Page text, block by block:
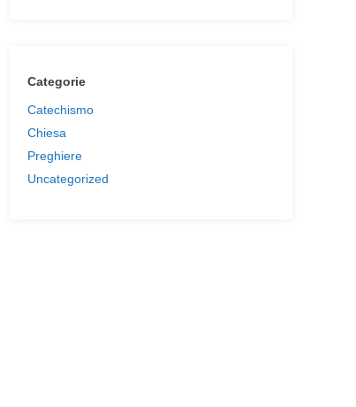
Categorie
Catechismo
Chiesa
Preghiere
Uncategorized